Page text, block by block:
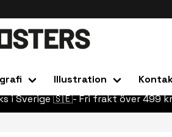
Illustration
i Sverige 🇸🇪- Fri frakt över 499